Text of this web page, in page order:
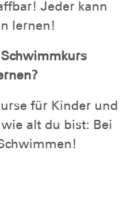
Jeder kann
lernen!
für Kinder und
alt du bist: Bei